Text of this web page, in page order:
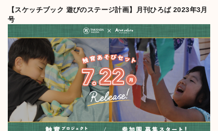
【スケッチブック 遊びのステージ計画】月刊ひろば 2023年3月
号